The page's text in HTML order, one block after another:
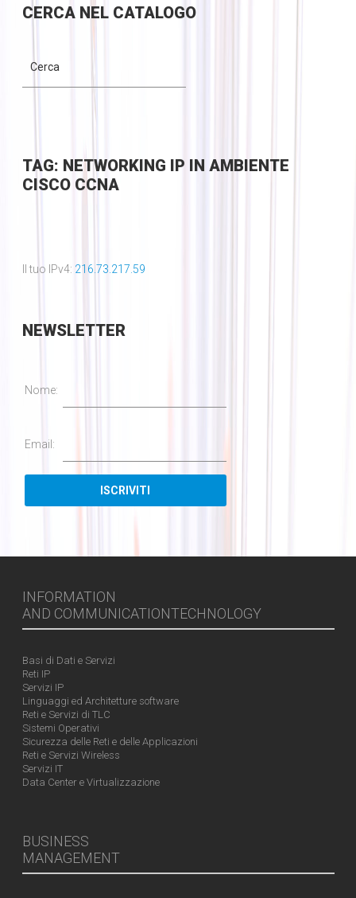
CERCANEL CATALOGO
TAG: NETWORKING IP IN AMBIENTE
CISCO CCNA
Il tuo IPv4: 216.73.217.59
NEWSLETTER
Nome:
Email:
INFORMATION
AND COMMUNICATIONTECHNOLOGY
Basi di Dati e Servizi
Reti IP
Servizi IP
Linguaggi ed Architetture software
Reti e Servizi di TLC
Sistemi Operativi
Sicurezza delle Reti e delle Applicazioni
Reti e Servizi Wireless
Servizi IT
Data Center e Virtualizzazione
BUSINESS
MANAGEMENT